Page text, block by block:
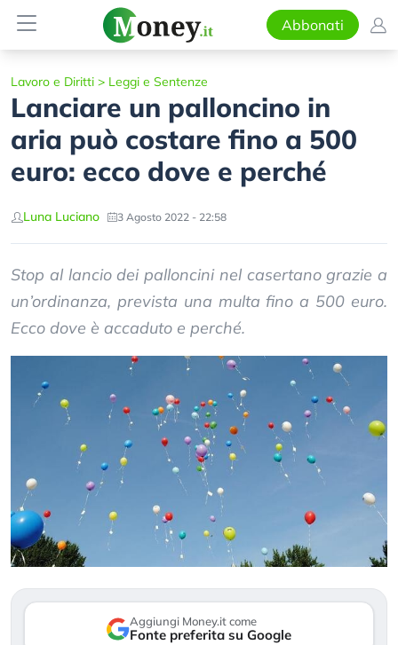
Abbonati
Lavoro e Diritti > Leggi e Sentenze
Lanciare un palloncino in
aria può costare fino a 500
euro: ecco dove e perché
Luna Luciano 3 Agosto 2022 - 22:58
Stop al lancio dei palloncini nel casertano grazie a
un’ordinanza, prevista una multa fino a 500 euro.
Ecco dove è accaduto e perché.
Aggiungi Money.it come
Fonte preferita su Google